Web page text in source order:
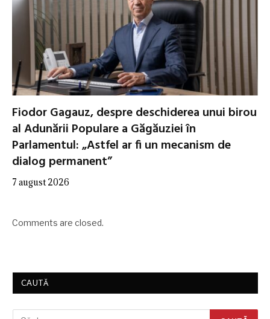
Fiodor Gagauz, despre deschiderea unui birou
al Adunării Populare a Găgăuziei în
Parlamentul: „Astfel ar fi un mecanism de
dialog permanent”
7 august 2026
Comments are closed.
CAUTĂ